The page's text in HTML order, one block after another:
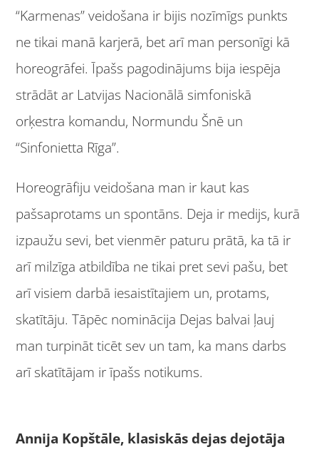
“Karmenas” veidošana ir bijis nozīmīgs punkts
ne tikai manā karjerā, bet arī man personīgi kā
horeogrāfei. Īpašs pagodinājums bija iespēja
strādāt ar Latvijas Nacionālā simfoniskā
orķestra komandu, Normundu Šnē un
“Sinfonietta Rīga”.
Horeogrāfiju veidošana man ir kaut kas
pašsaprotams un spontāns. Deja ir medijs, kurā
izpaužu sevi, bet vienmēr paturu prātā, ka tā ir
arī milzīga atbildība ne tikai pret sevi pašu, bet
arī visiem darbā iesaistītajiem un, protams,
skatītāju. Tāpēc nominācija Dejas balvai ļauj
man turpināt ticēt sev un tam, ka mans darbs
arī skatītājam ir īpašs notikums.
Annija Kopštāle, klasiskās dejas dejotāja